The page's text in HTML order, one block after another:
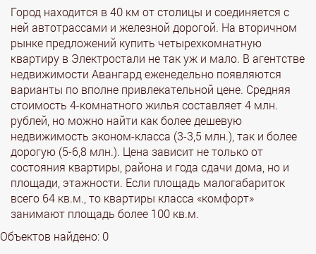
Город находится в 40 км от столицы и соединяется с
ней автотрассами и железной дорогой. На вторичном
рынке предложений купить четырехкомнатную
квартиру в Электростали не так уж и мало. В агентстве
недвижимости Авангард еженедельно появляются
варианты по вполне привлекательной цене. Средняя
стоимость 4-комнатного жилья составляет 4 млн.
рублей, но можно найти как более дешевую
недвижимость эконом-класса (3-3,5 млн.), так и более
дорогую (5-6,8 млн.). Цена зависит не только от
состояния квартиры, района и года сдачи дома, но и
площади, этажности. Если площадь малогабариток
всего 64 кв.м., то квартиры класса «комфорт»
занимают площадь более 100 кв.м.
Объектов найдено: 0